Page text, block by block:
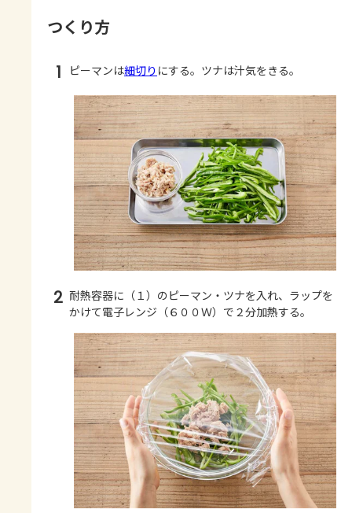
つくり方
1 ピーマンは細切り にする。ツナは汁気をきる。
2 耐熱容器に（１）のピーマン・ツナを入れ、ラップを
かけて電子レンジ（６００Ｗ）で２分加熱する。